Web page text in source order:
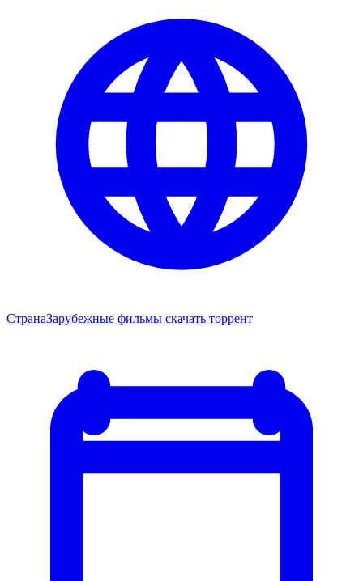
СтранаЗарубежные фильмы скачать торрент